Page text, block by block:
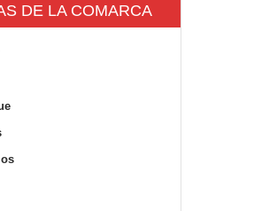
DE LA COMARCA